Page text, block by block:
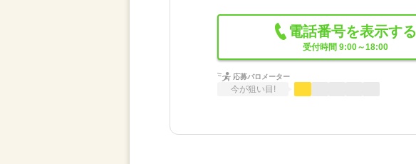
電話番号を表示する
受付時間 9:00～18:00
応募バロメーター
今が狙い目!